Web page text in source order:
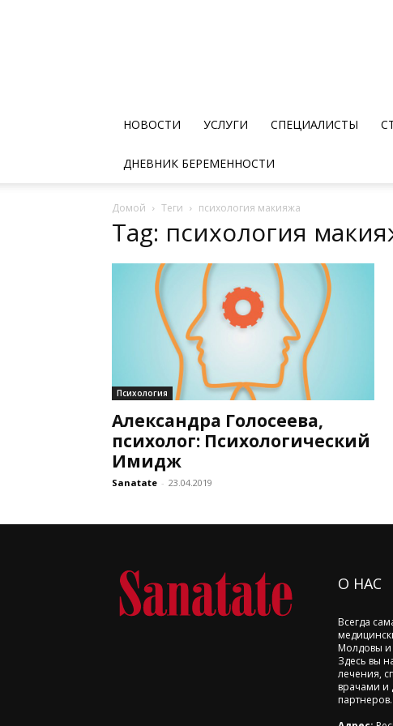
НОВОСТИ УСЛУГИ СПЕЦИАЛИСТЫ
ДНЕВНИК БЕРЕМЕННОСТИ
Домой Теги психология макияжа
Tag: психология
Психология
Александра Голосеева,
психолог: Психологический
Имидж
Sanatate - 23.04.2019
О НАС
Всегда
Молдовы и
Здесь вы
лечения,
врачами и
партнеров.